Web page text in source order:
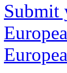
Submit